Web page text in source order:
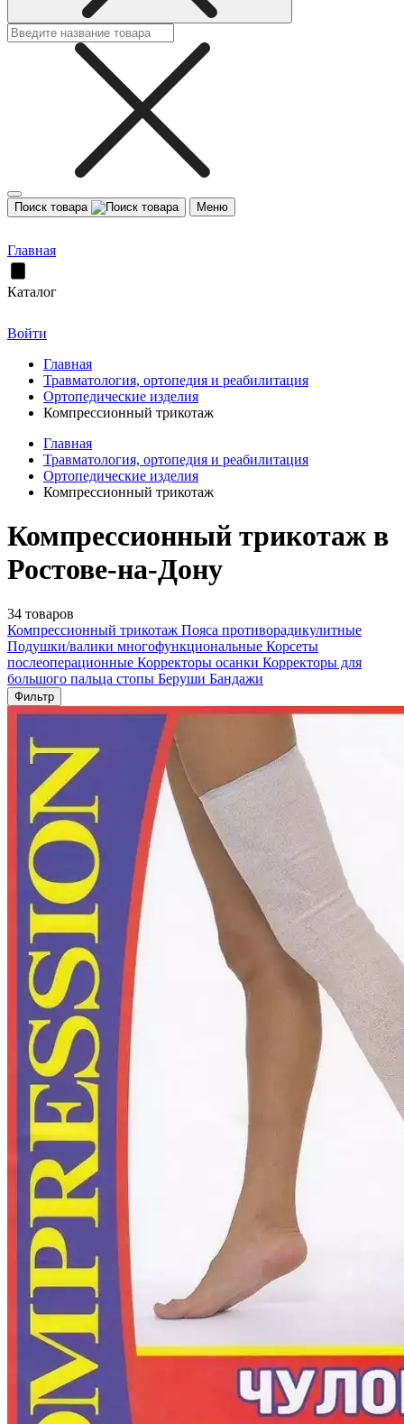
Поиск товара Меню
Главная
Каталог
Войти
Главная
Травматология, ортопедия и реабилитация
Ортопедические изделия
Компрессионный трикотаж
Главная
Травматология, ортопедия и реабилитация
Ортопедические изделия
Компрессионный трикотаж
Компрессионный трикотаж в
Ростове-на-Дону
34 товаров
Компрессионный трикотаж Пояса противорадикулитные
Подушки/валики многофункциональные Корсеты
послеоперационные Корректоры осанки Корректоры для
большого пальца стопы Беруши Бандажи
Фильтр